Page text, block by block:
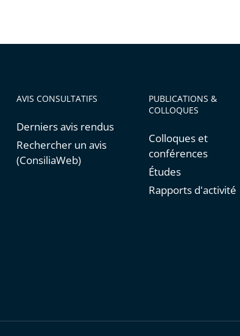
AVIS CONSULTATIFS
Derniers avis rendus
Rechercher un avis
(ConsiliaWeb)
PUBLICATIONS &
COLLOQUES
Colloques et
conférences
Études
Rapports d'activité